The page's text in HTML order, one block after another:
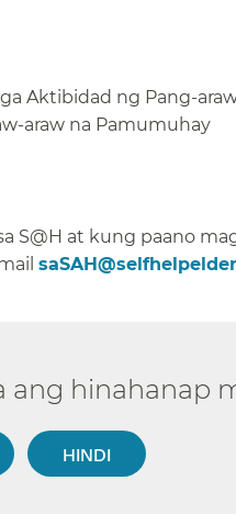
Aktibidad ng Pang-
araw na Pamumuhay​​
S@H at kung paano
ang hinahanap
HINDI​​